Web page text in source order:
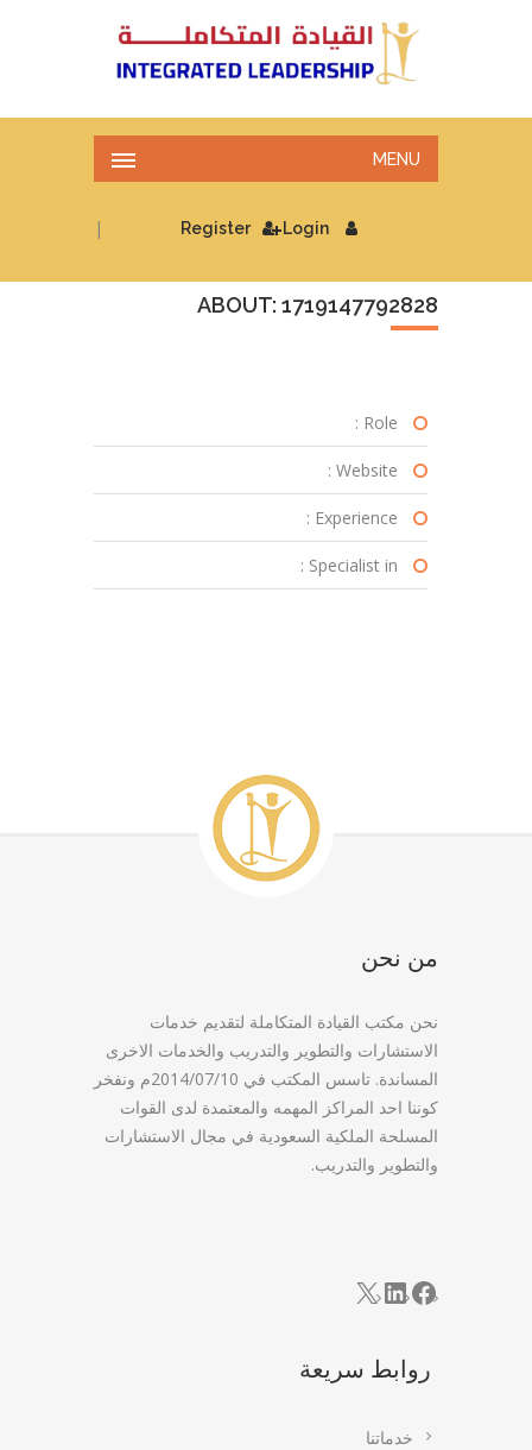
MENU
Login
| Register
ABOUT: 1719147792828
Role :
Website :
Experience :
Specialist in :
من نحن
نحن مكتب القيادة المتكاملة لتقديم خدمات
الاستشارات والتطوير والتدريب والخدمات الاخرى
المساندة. تاسس المكتب في 2014/07/10م ونفخر
كوننا احد المراكز المهمه والمعتمدة لدى القوات
المسلحة الملكية السعودية في مجال الاستشارات
والتطوير والتدريب.
Facebook
LinkedIn
X
روابط سريعة
خدماتنا